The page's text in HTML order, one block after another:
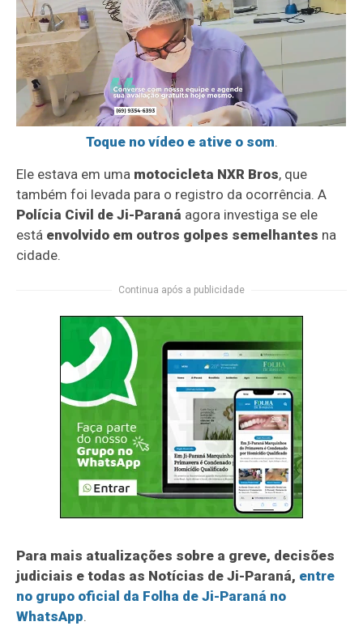
Toque no vídeo e ative o som.
Ele estava em uma motocicleta NXR Bros, que
também foi levada para o registro da ocorrência. A
Polícia Civil de Ji-Paraná agora investiga se ele
está envolvido em outros golpes semelhantes na
cidade.
Continua após a publicidade
Para mais atualizações sobre a greve, decisões
judiciais e todas as Notícias de Ji-Paraná, entre
no grupo oficial da Folha de Ji-Paraná no
WhatsApp.